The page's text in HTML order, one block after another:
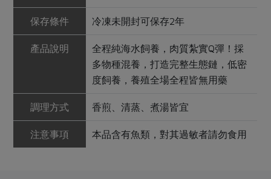
保存條件 冷凍未開封可保存2年
產品說明
全程純海水飼養，肉質紮實Q彈！採
多物種混養，打造完整生態鏈，低密
度飼養，養殖全場全程皆無用藥
調理方式 香煎、清蒸、煮湯皆宜
注意事項 本品含有魚類，對其過敏者請勿食用